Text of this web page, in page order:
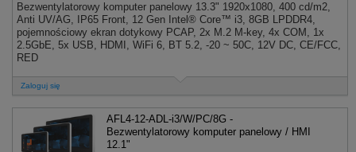
Bezwentylatorowy komputer panelowy 13.3" 1920x1080, 400 cd/m2,
Anti UV/AG, IP65 Front, 12 Gen Intel® Core™ i3, 8GB LPDDR4,
pojemnościowy ekran dotykowy PCAP, 2x M.2 M-key, 4x COM, 1x
2.5GbE, 5x USB, HDMI, WiFi 6, BT 5.2, -20 ~ 50C, 12V DC, CE/FCC,
RED
Zaloguj się
AFL4-12-ADL-i3/W/PC/8G -
Bezwentylatorowy komputer panelowy / HMI
12.1"